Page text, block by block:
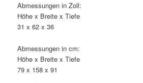
Abmessungen in Zoll:
Höhe x Breite x Tiefe
31 x 62 x 36
Abmessungen in cm:
Höhe x Breite x Tiefe
79 x 158 x 91